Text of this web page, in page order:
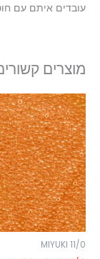
עובדים איתם עם
מוצרים
MIYUKI 11/0